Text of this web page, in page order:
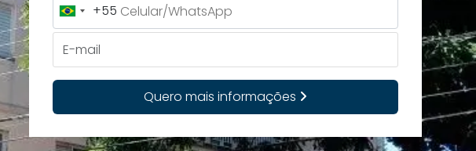
Brazil
+55
+55
Quero mais informações